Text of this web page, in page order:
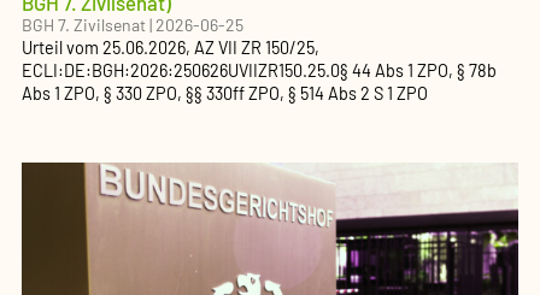
BGH 7. Zivilsenat|2026-06-25
Urteilvom 25.06.2026, AZVII ZR 150/25,
ECLI:DE:BGH:2026:250626UVIIZR150.25.0§ 44 Abs 1 ZPO, § 78b
Abs 1 ZPO, § 330 ZPO, §§ 330ff ZPO, § 514 Abs 2 S 1 ZPO